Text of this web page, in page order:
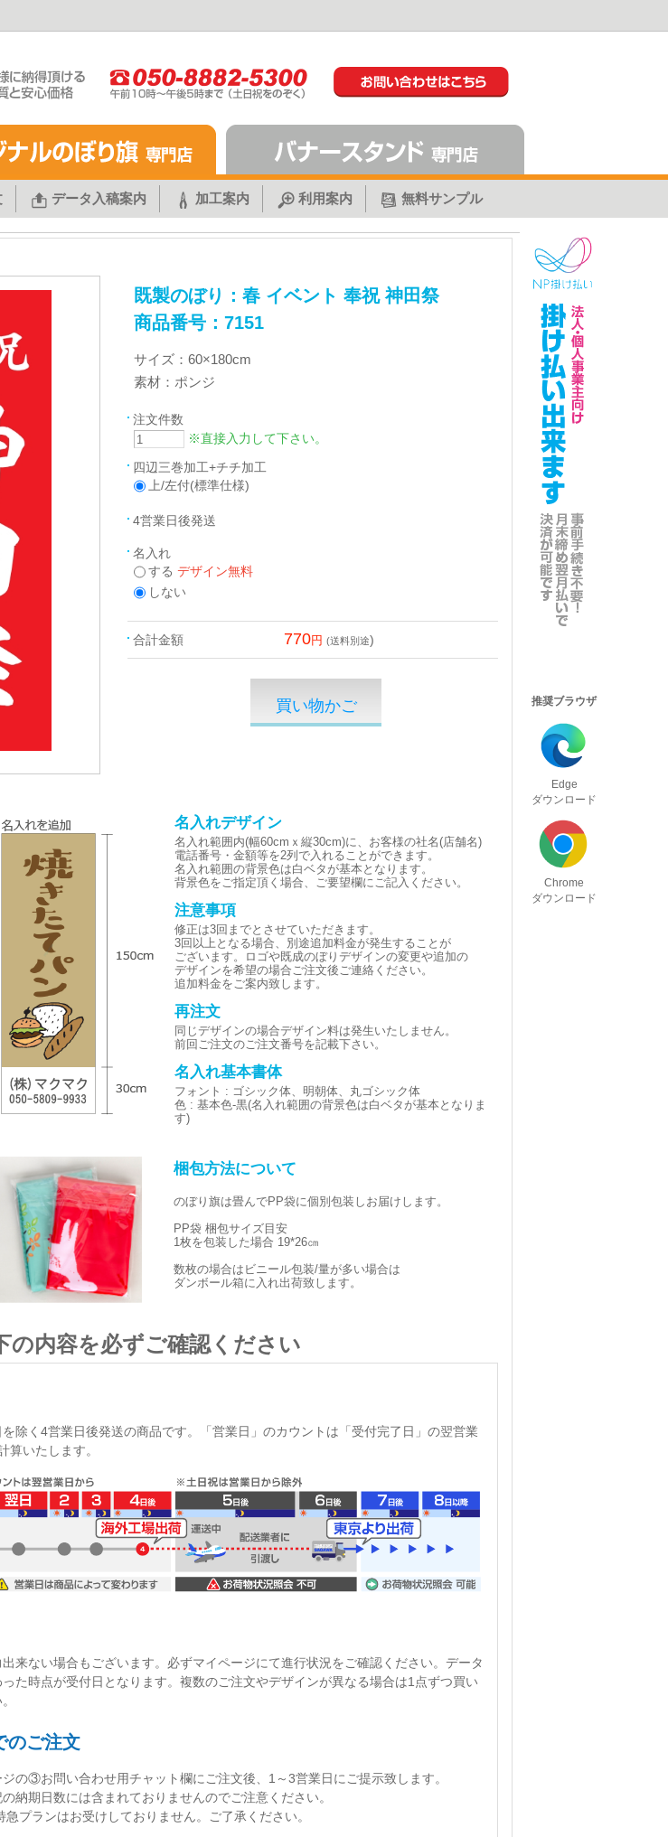
データ入稿案内 加工案内 利用案内 無料サンプル
推奨ブラウザ
Edge
ダウンロード
Chrome
ダウンロード
既製のぼり：春 イベント 奉祝 神田祭
商品番号：7151
サイズ：60×180cm
素材：ポンジ
注文件数
※直接入力して下さい。
四辺三巻加工+チチ加工
上/左付(標準仕様)
4営業日後発送
名入れ
する デザイン無料
しない
合計金額 770 (送料別途)
名入れデザイン
名入れ範囲内(幅60cmｘ縦30cm)に、お客様の社名(店舗名)
電話番号・金額等を2列で入れることができます。
名入れ範囲の背景色は白ベタが基本となります。
背景色をご指定頂く場合、ご要望欄にご記入ください。
注意事項
修正は3回までとさせていただきます。
3回以上となる場合、別途追加料金が発生することが
ございます。ロゴや既成のぼりデザインの変更や追加の
デザインを希望の場合ご注文後ご連絡ください。
追加料金をご案内致します。
再注文
同じデザインの場合デザイン料は発生いたしません。
前回ご注文のご注文番号を記載下さい。
名入れ基本書体
フォント : ゴシック体、明朝体、丸ゴシック体
色 : 基本色-黒(名入れ範囲の背景色は白ベタが基本となりま
す)
梱包方法について
のぼり旗は畳んでPP袋に個別包装しお届けします。
PP袋 梱包サイズ目安
1枚を包装した場合 19*26㎝
数枚の場合はビニール包装/量が多い場合は
ダンボール箱に入れ出荷致します。
の内容を必ずご確認ください
除く4営業日後発送の商品です。「営業日」のカウントは「受付完了日」の翌営業
算いたします。
来ない場合もございます。必ずマイページにて進行状況をご確認ください。 データ
た時点が受付日 となります。複数のご注文やデザインが異なる場合は1点ずつ買い
のご注文
の③お問い合わせ用チャット欄にご注文後、 1～3営業日にご提示致します。
納期日数には含まれておりませんのでご注意ください。
プランはお受けしておりません。ご了承ください。